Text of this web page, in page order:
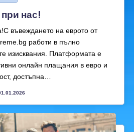
нас!
въвеждането на еврото от
работи в пълно
изисквания. Платформата е
онлайн плащания в евро и
достъпна…